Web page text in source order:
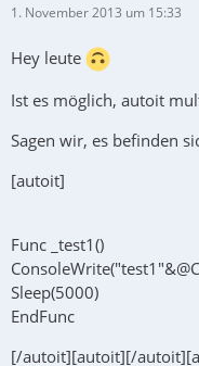
1. November 2013 um 15:33
Hey leute
Ist es möglich, autoit
Sagen wir, es befinden
[autoit]
Func _test1()
Sleep(5000)
EndFunc
[/autoit][autoit][/